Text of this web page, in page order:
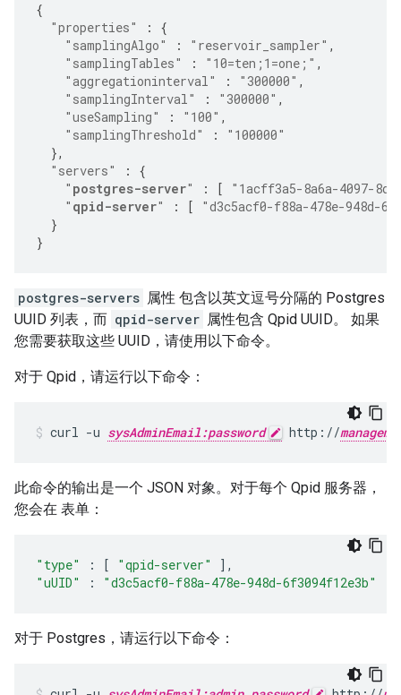
{
"properties"
:
{
"samplingAlgo"
: "reservoir_sampler" ,
"samplingTables"
: "10=ten;1=one;" ,
"aggregationinterval"
: "300000" ,
"samplingInterval"
: "300000" ,
"useSampling"
: "100" ,
"samplingThreshold"
:
"100000"
},
"servers"
:
{
" postgres-server" : [
"1acff3a5-8a6a-4097-
" qpid-server" : [
"d3c5acf0-f88a-478e-948d-
}
}
postgres-servers 属性 包含以英文逗号分隔的 Postgres
UUID 列表，而 qpid-server 属性包含 Qpid UUID。 如果
您需要获取这些 UUID，请使用以下命令。
对于 Qpid，请运行以下命令：
curl -u sysAdminEmail:password http://
此命令的输出是一个 JSON 对象。对于每个 Qpid 服务器，
您会在 表单：
"type" : [ "qpid-server"
],
"uUID"
: "d3c5acf0-f88a-478e-948d-6f3094f12e3b"
对于 Postgres，请运行以下命令：